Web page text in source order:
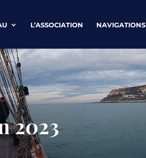
L’ASSOCIATION NAVIGATIONS
2023